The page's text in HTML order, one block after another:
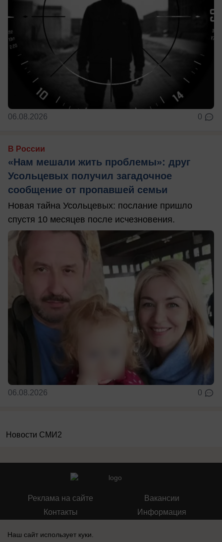
06.08.2026 0
В России
«Нам мешали жить проблемы»: друг
Усольцевых получил загадочное
сообщение от пропавшей семьи
Новая тайна Усольцевых: послание пришло
спустя 10 месяцев после исчезновения.
06.08.2026 0
Новости СМИ2
Реклама на сайте
Контакты
Вакансии
Информация
Наш сайт использует куки.